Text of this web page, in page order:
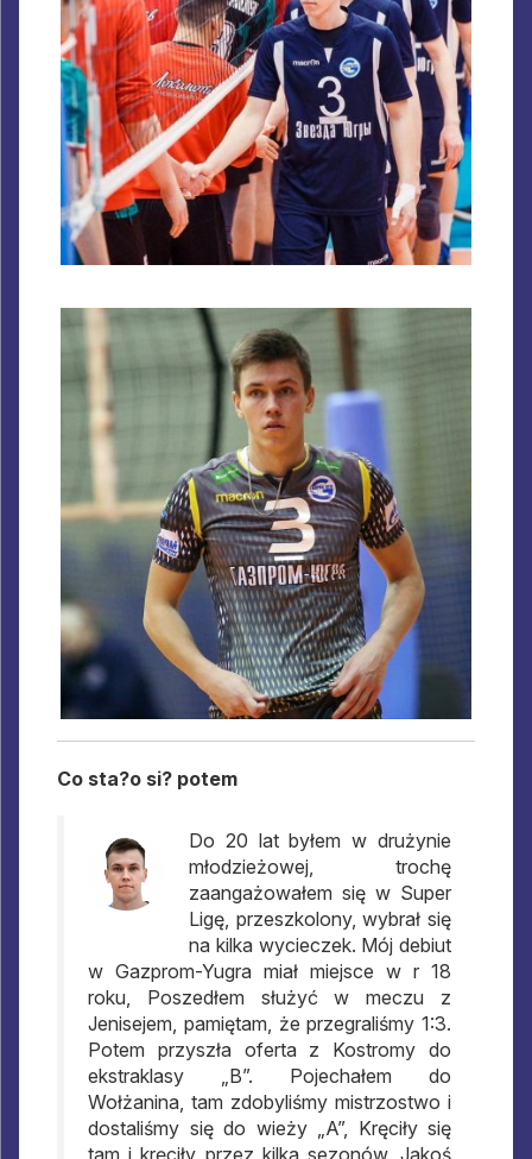
Co sta?o si? potem
Do 20 lat byłem w drużynie
młodzieżowej, trochę
zaangażowałem się w Super
Ligę, przeszkolony, wybrał się
na kilka wycieczek. Mój debiut
w Gazprom-Yugra miał miejsce w r 18
roku, Poszedłem służyć w meczu z
Jenisejem, pamiętam, że przegraliśmy 1:3.
Potem przyszła oferta z Kostromy do
ekstraklasy „B”. Pojechałem do
Wołżanina, tam zdobyliśmy mistrzostwo i
dostaliśmy się do wieży „A”, Kręciły się